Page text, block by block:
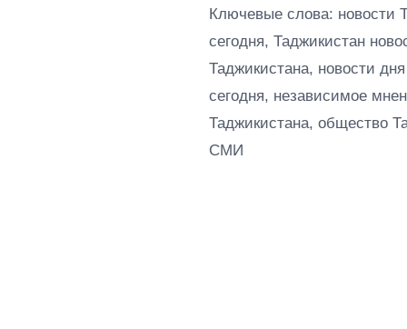
Ключевые слова: новости
сегодня, Таджикистан
Таджикистана, новости
сегодня, независимое
Таджикистана, общество
СМИ